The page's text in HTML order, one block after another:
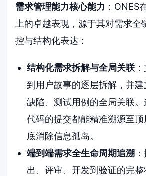
需求管理能力核心能力 ：ONES
上的卓越表现，源于其对需求
控与结构化表达：
结构化需求拆解与全局关联：
到用户故事的逐层拆解，并建
缺陷、测试用例的全局关联
代码的提交都能精准溯源至
底消除信息孤岛。
端到端需求全生命周期追溯：
出、评审、开发到验证的完